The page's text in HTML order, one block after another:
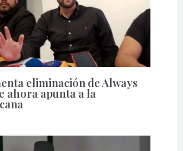
eliminación de Always
ahora apunta a la